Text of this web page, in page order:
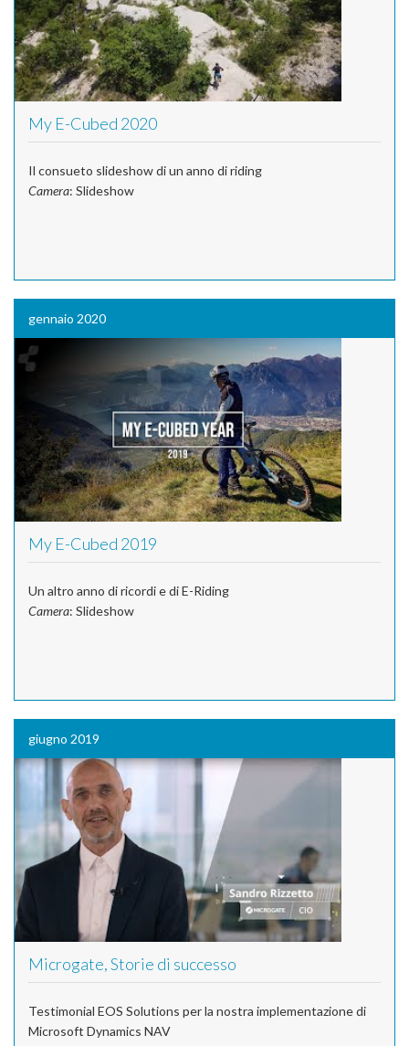
My E-Cubed 2020
Il consueto slideshow di un anno di riding
Camera: Slideshow
gennaio 2020
My E-Cubed 2019
Un altro anno di ricordi e di E-Riding
Camera: Slideshow
giugno 2019
Microgate, Storie di successo
Testimonial EOS Solutions per la nostra implementazione di
Microsoft Dynamics NAV